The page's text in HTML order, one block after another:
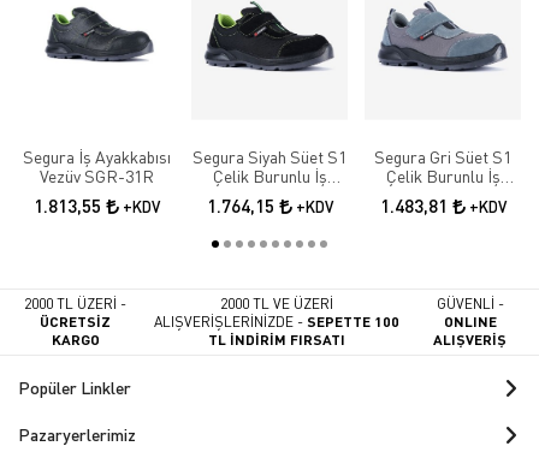
Segura İş Ayakkabısı
Vezüv SGR-31R
1.813,55 +KDV
Segura Siyah Süet S1
Çelik Burunlu İş
Güvenlik Ayakkabısı
SGR-52
1.764,15 +KDV
Segura Gri Süet S1
Çelik Burunlu İş
Güvenlik Ayakkabısı
SGR-51
1.483,81 +KDV
2000 TL ÜZERİ -
ÜCRETSİZ
KARGO
2000 TL VE ÜZERİ
ALIŞVERİŞLERİNİZDE -SEPETTE 100
TL İNDİRİM FIRSATI
GÜVENLİ -
ONLINE
ALIŞVERİŞ
Popüler Linkler
Pazaryerlerimiz